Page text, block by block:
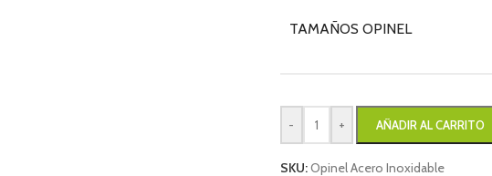
TAMAÑOS OPINEL
- + AÑADIR AL CARRITO
SKU:Opinel Acero Inoxidable